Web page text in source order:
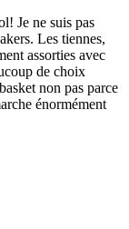
Je ne suis pas
Les tiennes,
assorties avec
de choix
non pas parce
énormément